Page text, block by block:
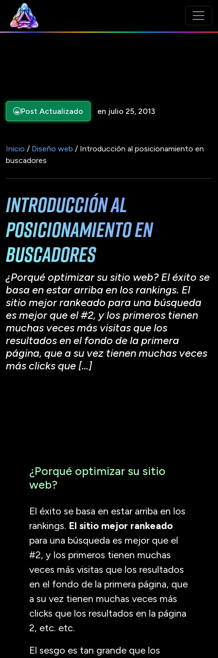
Post Actualizado en julio 25, 2013
Inicio / Diseño web / Introducción al posicionamiento en
buscadores
Introducción al
posicionamiento en
buscadores
¿Porqué optimizar su sitio web? El éxito se
basa en estar arriba en los rankings. El
sitio mejor rankeado para una búsqueda
es mejor que el #2, y los primeros tienen
muchas veces más visitas que los
resultados en el fondo de la primera
página, que a su vez tienen muchas veces
más clicks que […]
¿Porqué optimizar su sitio
web?
El éxito se basa en estar arriba en los
rankings. El sitio mejor rankeado
para una búsqueda es mejor que el
#2, y los primeros tienen muchas
veces más visitas que los resultados
en el fondo de la primera página, que
a su vez tienen muchas veces más
clicks que los resultados en la página
2, etc. etc.
El sesgo es tan grande que los